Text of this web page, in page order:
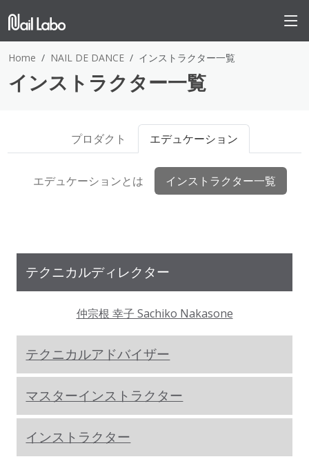
Home NAIL DE DANCE インストラクター一覧
インストラクター一覧
プロダクト エデュケーション
エデュケーションとは インストラクター一覧
テクニカルディレクター
仲宗根 幸子 Sachiko Nakasone
テクニカルアドバイザー
マスターインストラクター
インストラクター